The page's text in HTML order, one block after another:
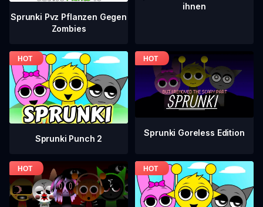
Sprunki Pvz Pflanzen Gegen
Zombies
ihnen
Sprunki Punch 2
Sprunki Goreless Edition